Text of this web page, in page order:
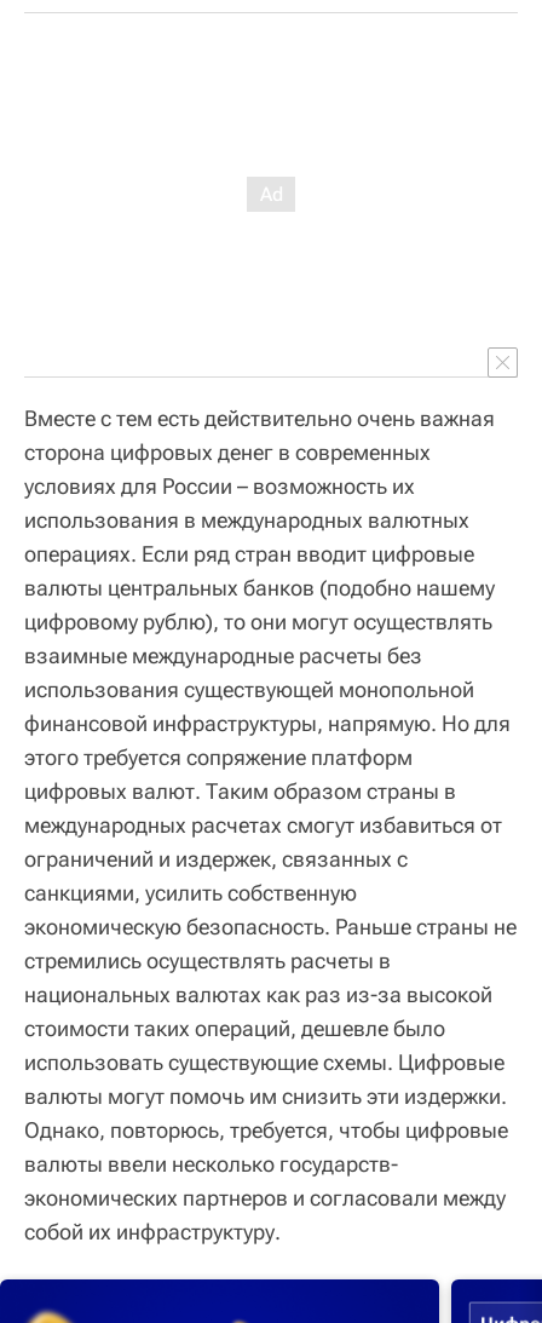
Вместе с тем есть действительно очень важная
сторона цифровых денег в современных
условиях для России – возможность их
использования в международных валютных
операциях. Если ряд стран вводит цифровые
валюты центральных банков (подобно нашему
цифровому рублю), то они могут осуществлять
взаимные международные расчеты без
использования существующей монопольной
финансовой инфраструктуры, напрямую. Но для
этого требуется сопряжение платформ
цифровых валют. Таким образом страны в
международных расчетах смогут избавиться от
ограничений и издержек, связанных с
санкциями, усилить собственную
экономическую безопасность. Раньше страны не
стремились осуществлять расчеты в
национальных валютах как раз из-за высокой
стоимости таких операций, дешевле было
использовать существующие схемы. Цифровые
валюты могут помочь им снизить эти издержки.
Однако, повторюсь, требуется, чтобы цифровые
валюты ввели несколько государств-
экономических партнеров и согласовали между
собой их инфраструктуру.